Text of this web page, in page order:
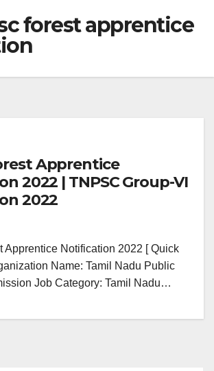
forest apprentice
Apprentice
2022 | TNPSC Group-VI
2022
Apprentice Notification 2022 [ Quick
Name: Tamil Nadu Public
Job Category: Tamil Nadu…